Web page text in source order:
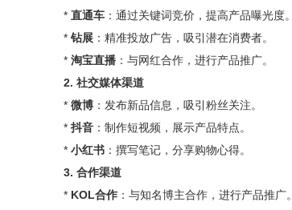
* 直通车 ：通过关键词竞价，提高产品曝光度。
* 钻展 ：精准投放广告，吸引潜在消费者。
* 淘宝直播 ：与网红合作，进行产品推广。
2. 社交媒体渠道
* 微博 ：发布新品信息，吸引粉丝关注。
* 抖音 ：制作短视频，展示产品特点。
* 小红书 ：撰写笔记，分享购物心得。
3. 合作渠道
* KOL合作 ：与知名博主合作，进行产品推广。